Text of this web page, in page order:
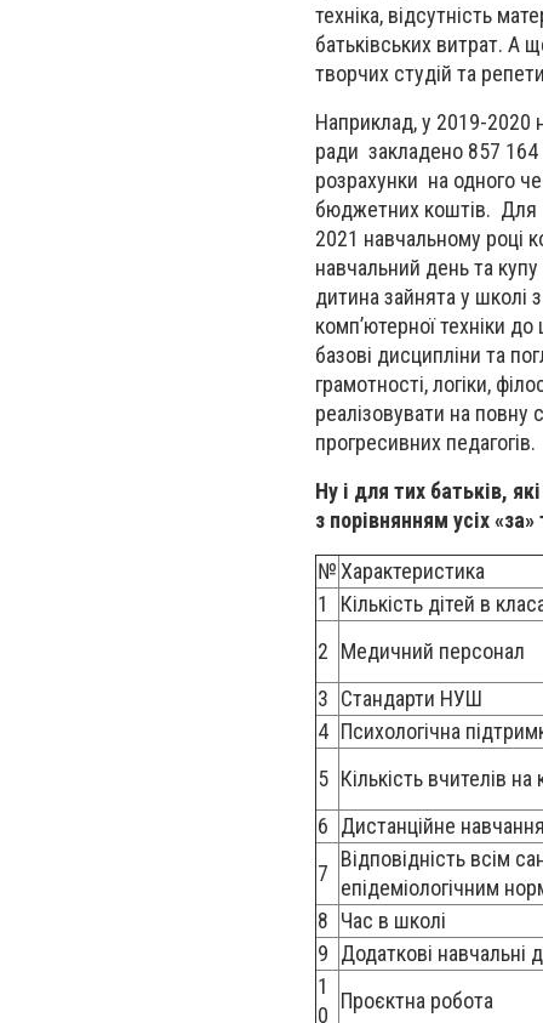
техніка, відсутність
батьківських витрат. А
творчих студій та
Наприклад, у 2019-2020
ради закладено 857 164
розрахунки на одного
бюджетних коштів. Для
2021 навчальному році
навчальний день та
дитина зайнята у школі
комп’ютерної техніки
базові дисципліни та
грамотності, логіки,
реалізовувати на повну
прогресивних педагогів.
Ну і для тих батьків,
з порівнянням усіх
№Характеристика
1
Кількість дітей в
2 Медичний персонал
3 Стандарти НУШ
4 Психологічна
5 Кількість вчителів на
6 Дистанційне
7
Відповідність всім
епідеміологічним
8 Час в школі
9 Додаткові навчальні
1
0
Проєктна робота